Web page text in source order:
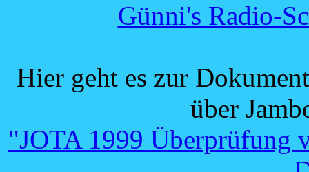
Günni's Radio-
Hier geht es zur
über
"JOTA 1999 Überprüfung